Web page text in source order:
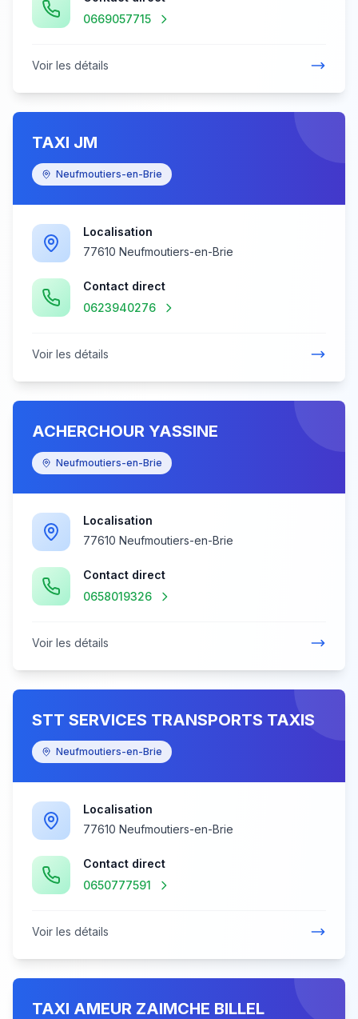
0669057715
Voir les détails
TAXI JM
Neufmoutiers-en-Brie
Localisation
77610 Neufmoutiers-en-Brie
Contact direct
0623940276
Voir les détails
ACHERCHOUR YASSINE
Neufmoutiers-en-Brie
Localisation
77610 Neufmoutiers-en-Brie
Contact direct
0658019326
Voir les détails
STT SERVICES TRANSPORTS TAXIS
Neufmoutiers-en-Brie
Localisation
77610 Neufmoutiers-en-Brie
Contact direct
0650777591
Voir les détails
TAXI AMEUR ZAIMCHE BILLEL